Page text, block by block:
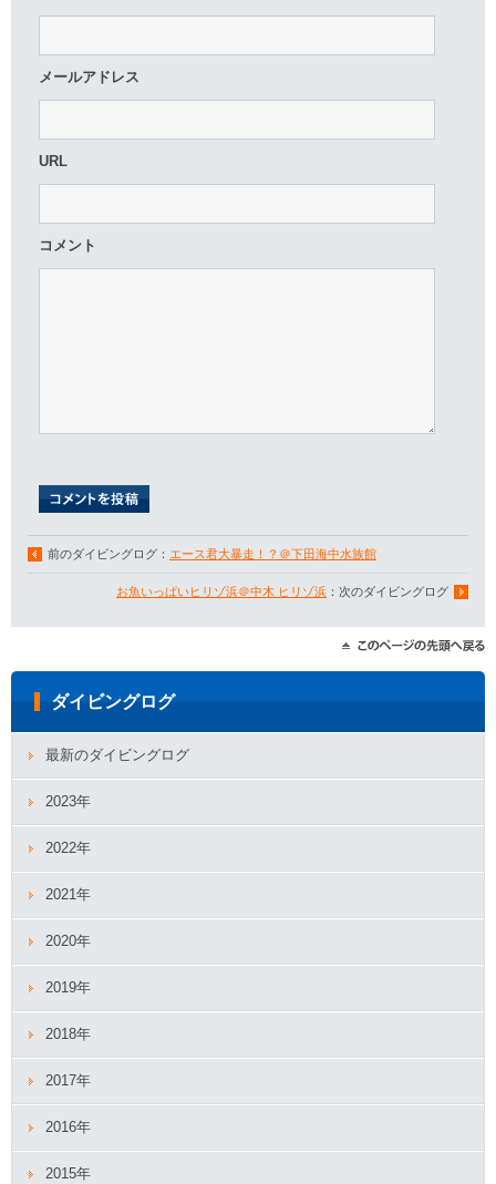
メールアドレス
URL
コメント
前のダイビングログ： エース君大暴走！？＠下田海中水族館
お魚いっぱいヒリゾ浜＠中木 ヒリゾ浜 ：次のダイビングログ
ダイビングログ
最新のダイビングログ
2023年
2022年
2021年
2020年
2019年
2018年
2017年
2016年
2015年